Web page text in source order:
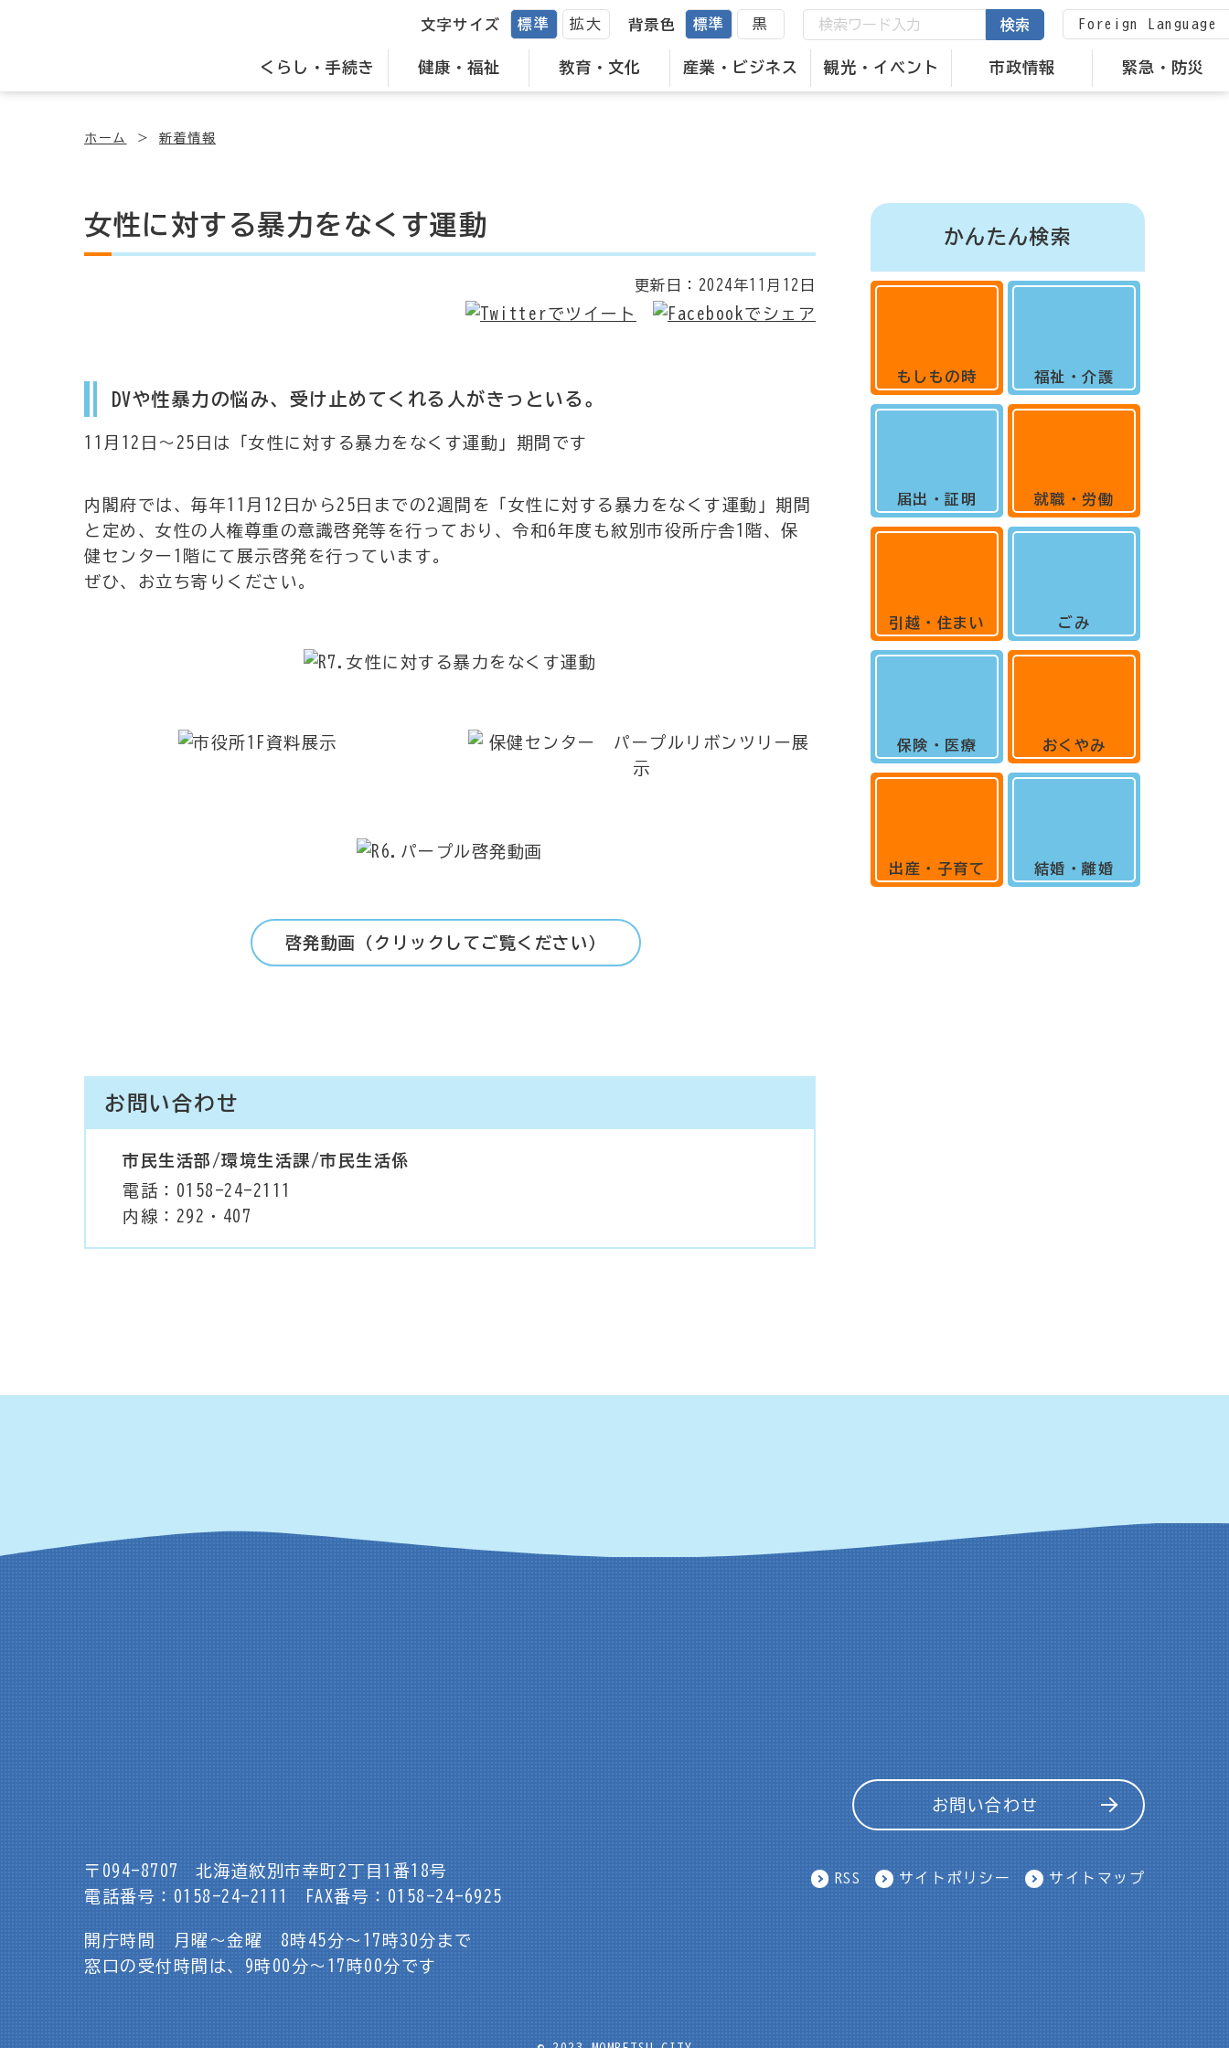
くらし・手続き 健康・福祉 教育・文化 産業・ビジネス 観光・イベント 市政情報 緊急・防災
文字サイズ 標準 拡大 背景色 標準 黒 検索 Foreign Language
ホーム 新着情報
女性に対する暴力をなくす運動
更新日： 2024年11月12日
DVや性暴力の悩み、受け止めてくれる人がきっといる。
11月12日～25日は「女性に対する暴力をなくす運動」期間です
内閣府では、毎年11月12日から25日までの2週間を「女性に対する暴力をなくす運動」期間
と定め、女性の人権尊重の意識啓発等を行っており、令和6年度も紋別市役所庁舎1階、保
健センター1階にて展示啓発を行っています。
ぜひ、お立ち寄りください。
啓発動画（クリックしてご覧ください）
お問い合わせ
市民生活部/環境生活課/市民生活係
電話：0158-24-2111
内線：292・407
かんたん検索
もしもの時
届出・証明
引越・住まい
保険・医療
出産・子育て
福祉・介護
就職・労働
ごみ
おくやみ
結婚・離婚
〒094-8707
北海道紋別市幸町2丁目1番18号
電話番号：0158-24-2111
FAX番号：0158-24-6925
開庁時間 月曜～金曜 8時45分～17時30分まで
窓口の受付時間は、9時00分～17時00分です
お問い合わせ
RSS サイトポリシー サイトマップ